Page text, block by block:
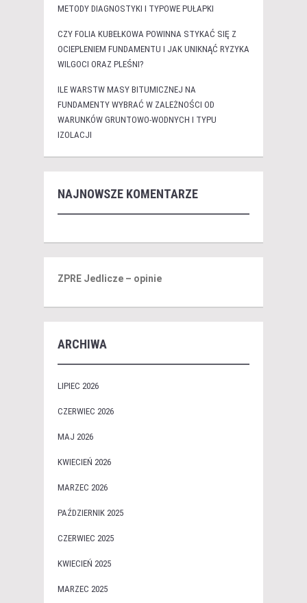
METODY DIAGNOSTYKI I TYPOWE PUŁAPKI
CZY FOLIA KUBEŁKOWA POWINNA STYKAĆ SIĘ Z
OCIEPLENIEM FUNDAMENTU I JAK UNIKNĄĆ RYZYKA
WILGOCI ORAZ PLEŚNI?
ILE WARSTW MASY BITUMICZNEJ NA
FUNDAMENTY WYBRAĆ W ZALEŻNOŚCI OD
WARUNKÓW GRUNTOWO-WODNYCH I TYPU
IZOLACJI
NAJNOWSZE KOMENTARZE
ZPRE Jedlicze – opinie
ARCHIWA
LIPIEC 2026
CZERWIEC 2026
MAJ 2026
KWIECIEŃ 2026
MARZEC 2026
PAŹDZIERNIK 2025
CZERWIEC 2025
KWIECIEŃ 2025
MARZEC 2025